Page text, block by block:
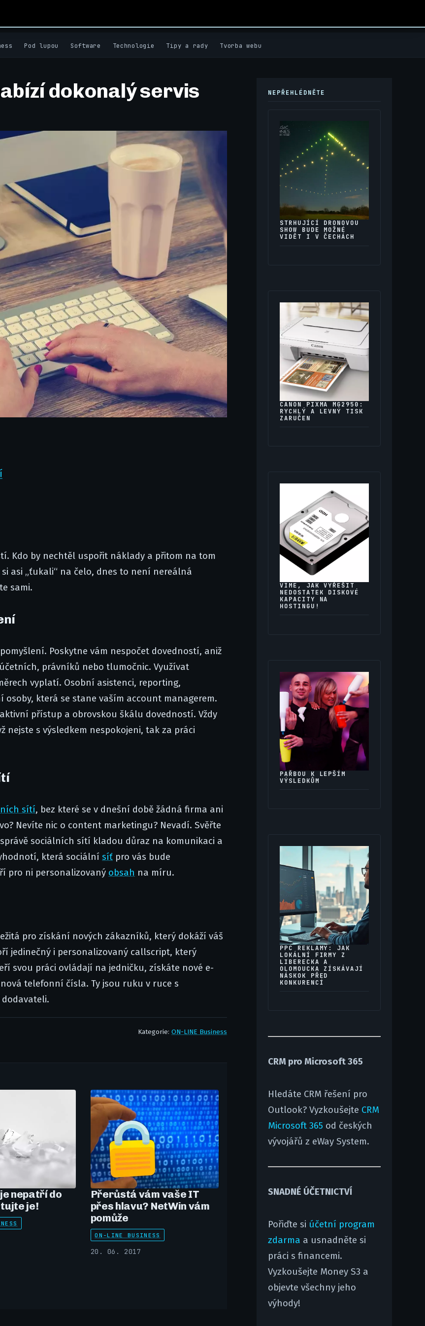
Pod lupou Software Technologie Tipy a rady Tvorba webu
dokonalý servis
Kdo by nechtěl uspořit náklady a přitom na tom
asi „ťukali“ na čelo, dnes to není nereálná
sami.
Poskytne vám nespočet dovedností, aniž
právníků nebo tlumočnic. Využívat
vyplatí. Osobní asistenci, reporting,
která se stane vaším account managerem.
přístup a obrovskou škálu dovedností. Vždy
nejste s výsledkem nespokojeni, tak za práci
sítí, bez které se v dnešní době žádná firma ani
Nevíte nic o content marketingu? Nevadí. Svěřte
sociálních sítí kladou důraz na komunikaci a
která sociální síť pro vás bude
pro ni personalizovaný obsah na míru.
pro získání nových zákazníků, který dokáží váš
jedinečný i personalizovaný callscript, který
svou práci ovládají na jedničku, získáte nové e-
telefonní čísla. Ty jsou ruku v ruce s
Kategorie: ON-LINE Business
nepatří do
je!
Přerůstá vám vaše IT
přes hlavu? NetWin vám
pomůže
ON-LINE BUSINESS
20. 06. 2017
NEPŘEHLÉDNĚTE
STRHUJÍCÍ DRONOVOU
SHOW BUDE MOŽNÉ
VIDĚT I V ČECHÁCH
CANON PIXMA MG2950:
RYCHLÝ A LEVNÝ TISK
ZARUČEN
VÍME, JAK VYŘEŠIT
NEDOSTATEK DISKOVÉ
KAPACITY NA
HOSTINGU!
PAŘBOU K LEPŠÍM
VÝSLEDKŮM
PPC REKLAMY: JAK
LOKÁLNÍ FIRMY Z
LIBERECKA A
OLOMOUCKA ZÍSKÁVAJÍ
NÁSKOK PŘED
KONKURENCÍ
CRM pro Microsoft 365
Hledáte CRM řešení pro
Outlook? Vyzkoušejte CRM
Microsoft 365 od českých
vývojářů z eWay System.
SNADNÉ ÚČETNICTVÍ
Pořiďte si účetní program
zdarma a usnadněte si
práci s financemi.
Vyzkoušejte Money S3 a
objevte všechny jeho
výhody!